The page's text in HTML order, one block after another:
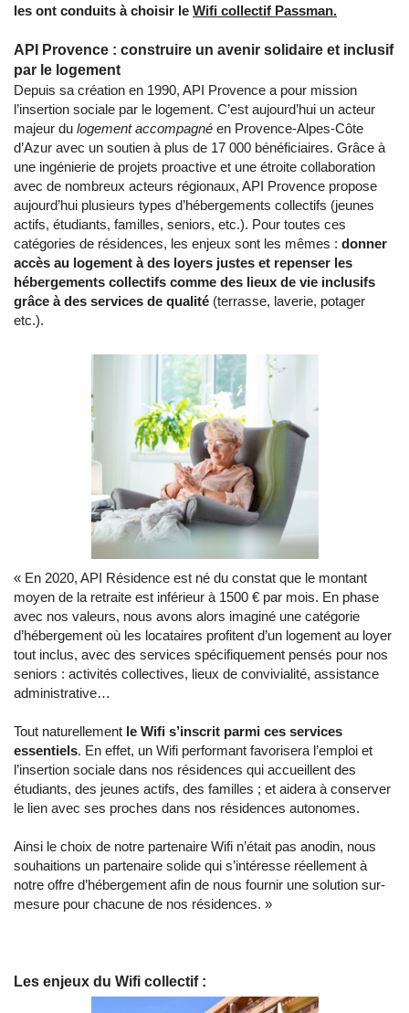
les ont conduits à choisir le Wifi collectif Passman.
API Provence : construire un avenir solidaire et inclusif
par le logement
Depuis sa création en 1990, API Provence a pour mission
l’insertion sociale par le logement. C’est aujourd’hui un acteur
majeur du logement accompagné en Provence-Alpes-Côte
d’Azur avec un soutien à plus de 17 000 bénéficiaires. Grâce à
une ingénierie de projets proactive et une étroite collaboration
avec de nombreux acteurs régionaux, API Provence propose
aujourd’hui plusieurs types d’hébergements collectifs (jeunes
actifs, étudiants, familles, seniors, etc.). Pour toutes ces
catégories de résidences, les enjeux sont les mêmes : donner
accès au logement à des loyers justes et repenser les
hébergements collectifs comme des lieux de vie inclusifs
grâce à des services de qualité (terrasse, laverie, potager
etc.).
« En 2020, API Résidence est né du constat que le montant
moyen de la retraite est inférieur à 1500 € par mois. En phase
avec nos valeurs, nous avons alors imaginé une catégorie
d’hébergement où les locataires profitent d’un logement au loyer
tout inclus, avec des services spécifiquement pensés pour nos
seniors : activités collectives, lieux de convivialité, assistance
administrative…
Tout naturellement le Wifi s’inscrit parmi ces services
essentiels. En effet, un Wifi performant favorisera l’emploi et
l’insertion sociale dans nos résidences qui accueillent des
étudiants, des jeunes actifs, des familles ; et aidera à conserver
le lien avec ses proches dans nos résidences autonomes.
Ainsi le choix de notre partenaire Wifi n’était pas anodin, nous
souhaitions un partenaire solide qui s’intéresse réellement à
notre offre d’hébergement afin de nous fournir une solution sur-
mesure pour chacune de nos résidences. »
Les enjeux du Wifi collectif :